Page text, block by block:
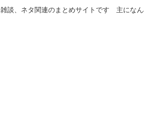
雑談、ネタ関連のまとめサイトです 主にな